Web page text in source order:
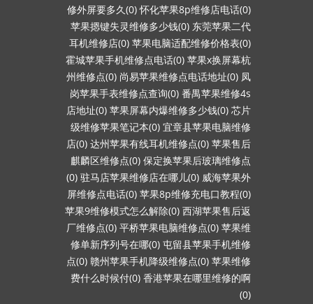
修外屏要多久(0) 怀化苹果8p维修店电话(0)
苹果摁键失灵维修多少钱(0) 东莞苹果二代
耳机维修店(0) 苹果电脑适配维修价格表(0)
霍城苹果手机维修点电话(0) 苹果x换屏幕杭
州维修点(0) 尚易苹果维修点电话地址(0) 凤
岗苹果手表维修点查询(0) 番禺苹果维修4s
店地址(0) 苹果屏幕内爆维修多少钱(0) 芯片
级维修苹果笔记本(0) 宜章县苹果电脑维修
店(0) 达州苹果有线耳机维修点(0) 苹果售后
麒麟区维修点(0) 保定换苹果后玻璃维修点
(0) 驻马店苹果维修店在哪儿(0) 威海苹果外
屏维修点电话(0) 苹果8p维修充电口教程(0)
苹果9维修模式怎么解除(0) 西湖苹果售后返
厂维修点(0) 平桥苹果电脑维修点(0) 苹果维
修单新序列号在哪(0) 屯留县苹果手机维修
点(0) 赣州苹果手机降级维修点(0) 苹果维修
费什么时候付(0) 香港苹果在哪里维修的啊
(0)